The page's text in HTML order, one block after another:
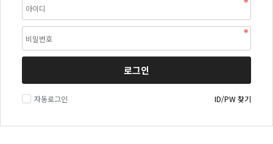
로그인
자동로그인 ID/PW 찾기